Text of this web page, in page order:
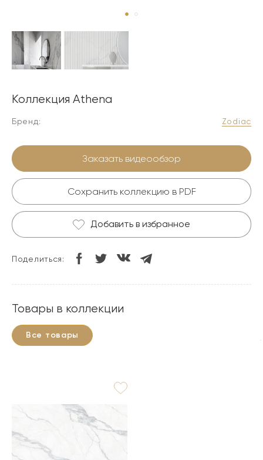
Коллекция Athena
Бренд: Zodiac
Заказать видеообзор
Сохранить коллекцию в PDF
Добавить в избранное
Поделиться:
Товары в коллекции
Все товары